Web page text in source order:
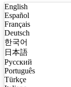
English
Español
Français
Deutsch
한국어
日本語
Русский
Português
Türkçe